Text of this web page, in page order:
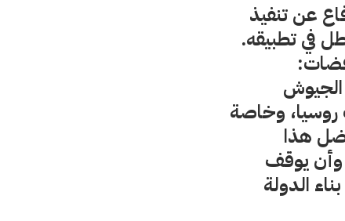
عن تنفيذ
في تطبيقه.
الجيوش
روسيا، وخاصة
هذا
وأن يوقف
الدولة